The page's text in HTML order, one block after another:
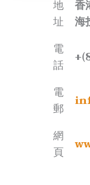
lC
g
a
r
C
h
il
址
話
郵
頁
家
哈
地
址
電
話
電
地
址
香
海
電
話
電
郵
網
頁